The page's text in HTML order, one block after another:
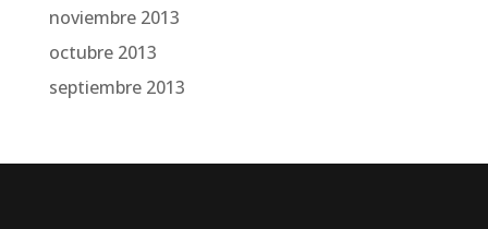
noviembre 2013
octubre 2013
septiembre 2013